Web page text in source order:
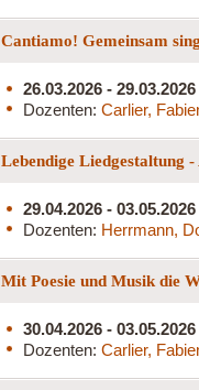
Cantiamo! Gemeinsam
26.03.2026 - 29.03.2026
Dozenten: Carlier,
Lebendige Liedgestaltung
29.04.2026 - 03.05.2026
Dozenten: Herrmann,
Mit Poesie und Musik die
30.04.2026 - 03.05.2026
Dozenten: Carlier,